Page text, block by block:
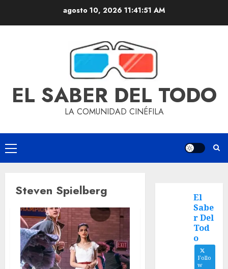
agosto 10, 2026 11:41:51 AM
EL SABER DEL TODO
LA COMUNIDAD CINÉFILA
Steven Spielberg
El
Sabe
r Del
Tod
o
Follo
w